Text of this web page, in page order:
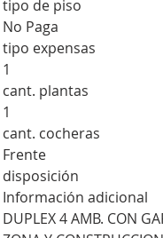
tipo de piso
No Paga
tipo expensas
1
cant. plantas
1
cant. cocheras
Frente
disposición
Información adicional
DUPLEX 4 AMB. CON